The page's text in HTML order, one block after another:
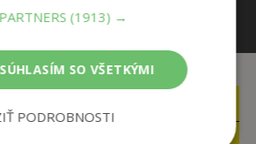
12
(1913) →
SÚHLASÍM SO VŠETKÝMI
PODROBNOSTI